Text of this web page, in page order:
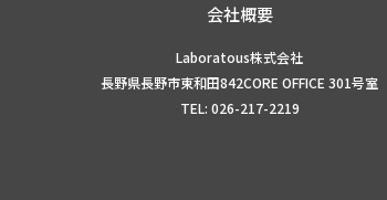
会社概要
Laboratous株式会社
長野県長野市東和田842CORE OFFICE 301号室
TEL: 026-217-2219